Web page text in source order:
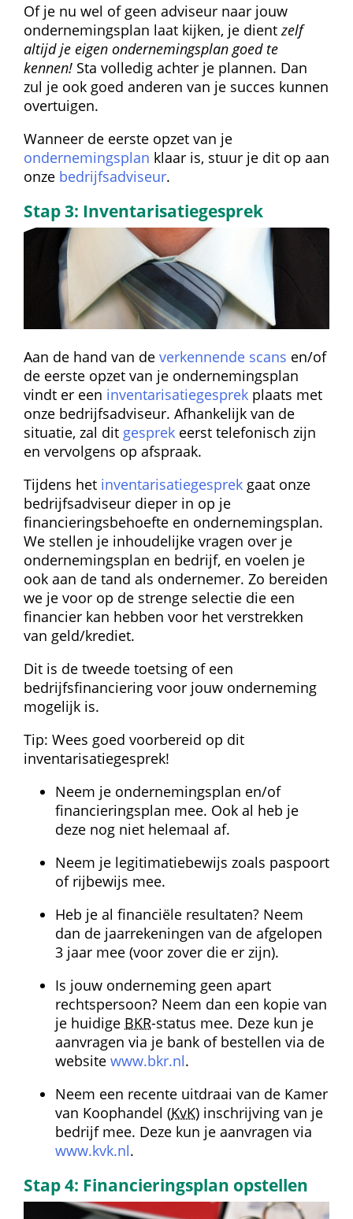
Of je nu wel of geen adviseur naar jouw
ondernemingsplan laat kijken, je dient zelf
altijd je eigen ondernemingsplan goed te
kennen! Sta volledig achter je plannen. Dan
zul je ook goed anderen van je succes kunnen
overtuigen.
Wanneer de eerste opzet van je
ondernemingsplan klaar is, stuur je dit op aan
onze bedrijfsadviseur.
Stap 3: Inventarisatiegesprek
Aan de hand van de verkennende scans en/of
de eerste opzet van je ondernemingsplan
vindt er een inventarisatiegesprek plaats met
onze bedrijfsadviseur. Afhankelijk van de
situatie, zal dit gesprek eerst telefonisch zijn
en vervolgens op afspraak.
Tijdens het inventarisatiegesprek gaat onze
bedrijfsadviseur dieper in op je
financieringsbehoefte en ondernemingsplan.
We stellen je inhoudelijke vragen over je
ondernemingsplan en bedrijf, en voelen je
ook aan de tand als ondernemer. Zo bereiden
we je voor op de strenge selectie die een
financier kan hebben voor het verstrekken
van geld/krediet.
Dit is de tweede toetsing of een
bedrijfsfinanciering voor jouw onderneming
mogelijk is.
Tip: Wees goed voorbereid op dit
inventarisatiegesprek!
Neem je ondernemingsplan en/of
financieringsplan mee. Ook al heb je
deze nog niet helemaal af.
Neem je legitimatiebewijs zoals paspoort
of rijbewijs mee.
Heb je al financiële resultaten? Neem
dan de jaarrekeningen van de afgelopen
3 jaar mee (voor zover die er zijn).
Is jouw onderneming geen apart
rechtspersoon? Neem dan een kopie van
je huidige BKR-status mee. Deze kun je
aanvragen via je bank of bestellen via de
website www.bkr.nl.
Neem een recente uitdraai van de Kamer
van Koophandel (KvK) inschrijving van je
bedrijf mee. Deze kun je aanvragen via
www.kvk.nl.
Stap 4: Financieringsplan opstellen